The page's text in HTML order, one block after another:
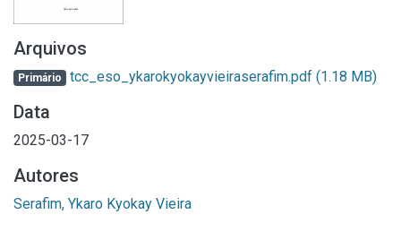
Arquivos
Primário tcc_eso_ykarokyokayvieiraserafim.pdf (1.18 MB)
Data
2025-03-17
Autores
Serafim, Ykaro Kyokay Vieira